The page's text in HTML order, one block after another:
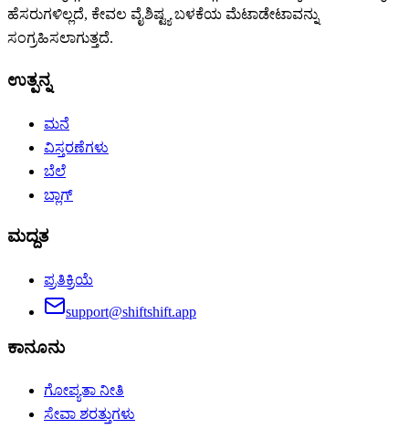
ಹೆಸರುಗಳಿಲ್ಲದೆ, ಕೇವಲ ವೈಶಿಷ್ಟ್ಯ ಬಳಕೆಯ ಮೆಟಾಡೇಟಾವನ್ನು
ಸಂಗ್ರಹಿಸಲಾಗುತ್ತದೆ.
ಉತ್ಪನ್ನ
ಮನೆ
ವಿಸ್ತರಣೆಗಳು
ಬೆಲೆ
ಬ್ಲಾಗ್
ಮದ್ದತ
ಪ್ರತಿಕ್ರಿಯೆ
support@shiftshift.app
ಕಾನೂನು
ಗೋಪ್ಯತಾ ನೀತಿ
ಸೇವಾ ಶರತ್ತುಗಳು